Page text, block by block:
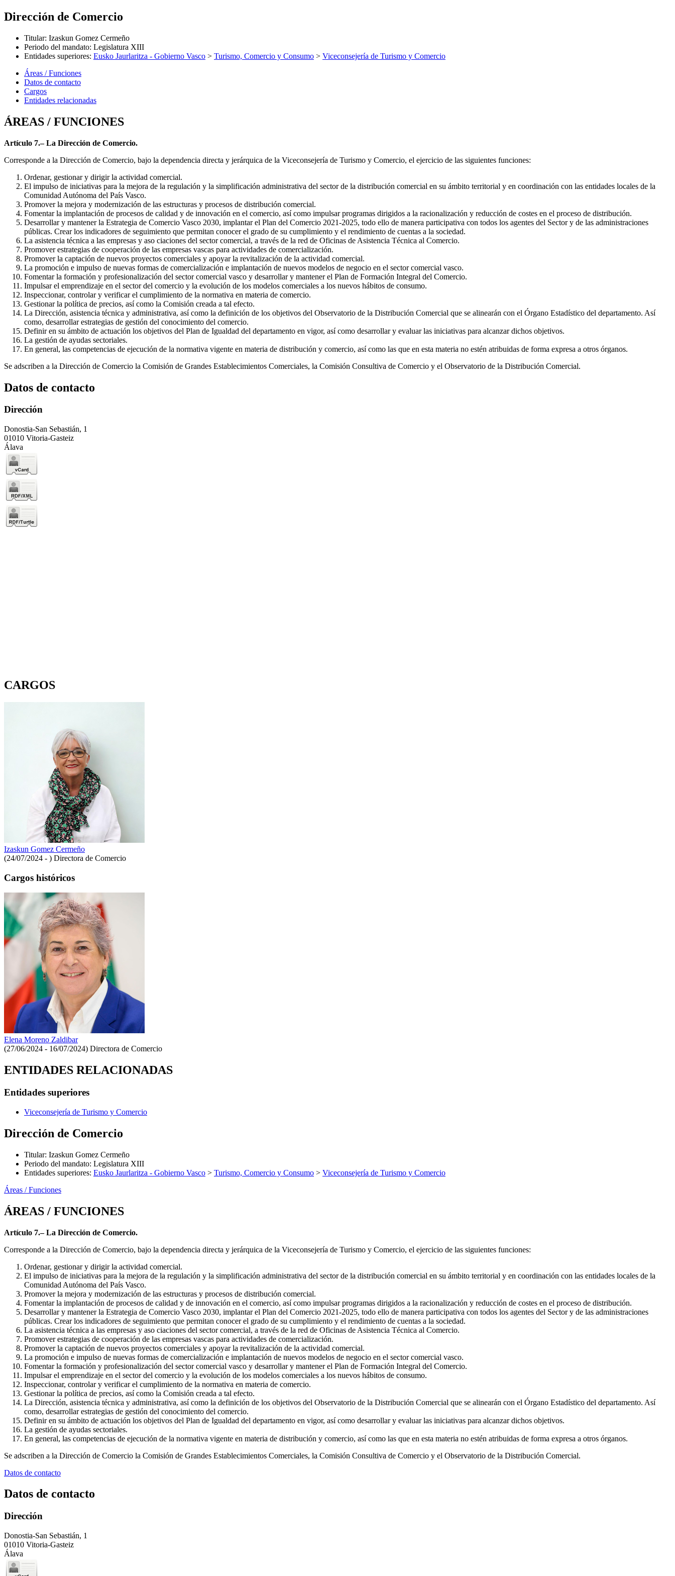
Dirección de Comercio
Titular: Izaskun Gomez Cermeño
Periodo del mandato: Legislatura XIII
Entidades superiores: Eusko Jaurlaritza - Gobierno Vasco > Turismo, Comercio y Consumo > Viceconsejería de Turismo y Comercio
Áreas / Funciones
Datos de contacto
Cargos
Entidades relacionadas
ÁREAS / FUNCIONES
Artículo 7.– La Dirección de Comercio.
Corresponde a la Dirección de Comercio, bajo la dependencia directa y jerárquica de la Viceconsejería de Turismo y Comercio, el ejercicio de las siguientes funciones:
Ordenar, gestionar y dirigir la actividad comercial.
El impulso de iniciativas para la mejora de la regulación y la simplificación administrativa del sector de la distribución comercial en su ámbito territorial y en coordinación con las entidades locales de la
Comunidad Autónoma del País Vasco.
Promover la mejora y modernización de las estructuras y procesos de distribución comercial.
Fomentar la implantación de procesos de calidad y de innovación en el comercio, así como impulsar programas dirigidos a la racionalización y reducción de costes en el proceso de distribución.
Desarrollar y mantener la Estrategia de Comercio Vasco 2030, implantar el Plan del Comercio 2021-2025, todo ello de manera participativa con todos los agentes del Sector y de las administraciones
públicas. Crear los indicadores de seguimiento que permitan conocer el grado de su cumplimiento y el rendimiento de cuentas a la sociedad.
La asistencia técnica a las empresas y aso ciaciones del sector comercial, a través de la red de Oficinas de Asistencia Técnica al Comercio.
Promover estrategias de cooperación de las empresas vascas para actividades de comercialización.
Promover la captación de nuevos proyectos comerciales y apoyar la revitalización de la actividad comercial.
La promoción e impulso de nuevas formas de comercialización e implantación de nuevos modelos de negocio en el sector comercial vasco.
Fomentar la formación y profesionalización del sector comercial vasco y desarrollar y mantener el Plan de Formación Integral del Comercio.
Impulsar el emprendizaje en el sector del comercio y la evolución de los modelos comerciales a los nuevos hábitos de consumo.
Inspeccionar, controlar y verificar el cumplimiento de la normativa en materia de comercio.
Gestionar la política de precios, así como la Comisión creada a tal efecto.
La Dirección, asistencia técnica y administrativa, así como la definición de los objetivos del Observatorio de la Distribución Comercial que se alinearán con el Órgano Estadístico del departamento. Así
como, desarrollar estrategias de gestión del conocimiento del comercio.
Definir en su ámbito de actuación los objetivos del Plan de Igualdad del departamento en vigor, así como desarrollar y evaluar las iniciativas para alcanzar dichos objetivos.
La gestión de ayudas sectoriales.
En general, las competencias de ejecución de la normativa vigente en materia de distribución y comercio, así como las que en esta materia no estén atribuidas de forma expresa a otros órganos.
Se adscriben a la Dirección de Comercio la Comisión de Grandes Establecimientos Comerciales, la Comisión Consultiva de Comercio y el Observatorio de la Distribución Comercial.
Datos de contacto
Dirección
Donostia-San Sebastián, 1
01010 Vitoria-Gasteiz
Álava
CARGOS
Izaskun Gomez Cermeño
(24/07/2024 - ) Directora de Comercio
Cargos históricos
Elena Moreno Zaldibar
(27/06/2024 - 16/07/2024) Directora de Comercio
ENTIDADES RELACIONADAS
Entidades superiores
Viceconsejería de Turismo y Comercio
Dirección de Comercio
Titular: Izaskun Gomez Cermeño
Periodo del mandato: Legislatura XIII
Entidades superiores: Eusko Jaurlaritza - Gobierno Vasco > Turismo, Comercio y Consumo > Viceconsejería de Turismo y Comercio
Áreas / Funciones
ÁREAS / FUNCIONES
Artículo 7.– La Dirección de Comercio.
Corresponde a la Dirección de Comercio, bajo la dependencia directa y jerárquica de la Viceconsejería de Turismo y Comercio, el ejercicio de las siguientes funciones:
Ordenar, gestionar y dirigir la actividad comercial.
El impulso de iniciativas para la mejora de la regulación y la simplificación administrativa del sector de la distribución comercial en su ámbito territorial y en coordinación con las entidades locales de la
Comunidad Autónoma del País Vasco.
Promover la mejora y modernización de las estructuras y procesos de distribución comercial.
Fomentar la implantación de procesos de calidad y de innovación en el comercio, así como impulsar programas dirigidos a la racionalización y reducción de costes en el proceso de distribución.
Desarrollar y mantener la Estrategia de Comercio Vasco 2030, implantar el Plan del Comercio 2021-2025, todo ello de manera participativa con todos los agentes del Sector y de las administraciones
públicas. Crear los indicadores de seguimiento que permitan conocer el grado de su cumplimiento y el rendimiento de cuentas a la sociedad.
La asistencia técnica a las empresas y aso ciaciones del sector comercial, a través de la red de Oficinas de Asistencia Técnica al Comercio.
Promover estrategias de cooperación de las empresas vascas para actividades de comercialización.
Promover la captación de nuevos proyectos comerciales y apoyar la revitalización de la actividad comercial.
La promoción e impulso de nuevas formas de comercialización e implantación de nuevos modelos de negocio en el sector comercial vasco.
Fomentar la formación y profesionalización del sector comercial vasco y desarrollar y mantener el Plan de Formación Integral del Comercio.
Impulsar el emprendizaje en el sector del comercio y la evolución de los modelos comerciales a los nuevos hábitos de consumo.
Inspeccionar, controlar y verificar el cumplimiento de la normativa en materia de comercio.
Gestionar la política de precios, así como la Comisión creada a tal efecto.
La Dirección, asistencia técnica y administrativa, así como la definición de los objetivos del Observatorio de la Distribución Comercial que se alinearán con el Órgano Estadístico del departamento. Así
como, desarrollar estrategias de gestión del conocimiento del comercio.
Definir en su ámbito de actuación los objetivos del Plan de Igualdad del departamento en vigor, así como desarrollar y evaluar las iniciativas para alcanzar dichos objetivos.
La gestión de ayudas sectoriales.
En general, las competencias de ejecución de la normativa vigente en materia de distribución y comercio, así como las que en esta materia no estén atribuidas de forma expresa a otros órganos.
Se adscriben a la Dirección de Comercio la Comisión de Grandes Establecimientos Comerciales, la Comisión Consultiva de Comercio y el Observatorio de la Distribución Comercial.
Datos de contacto
Datos de contacto
Dirección
Donostia-San Sebastián, 1
01010 Vitoria-Gasteiz
Álava